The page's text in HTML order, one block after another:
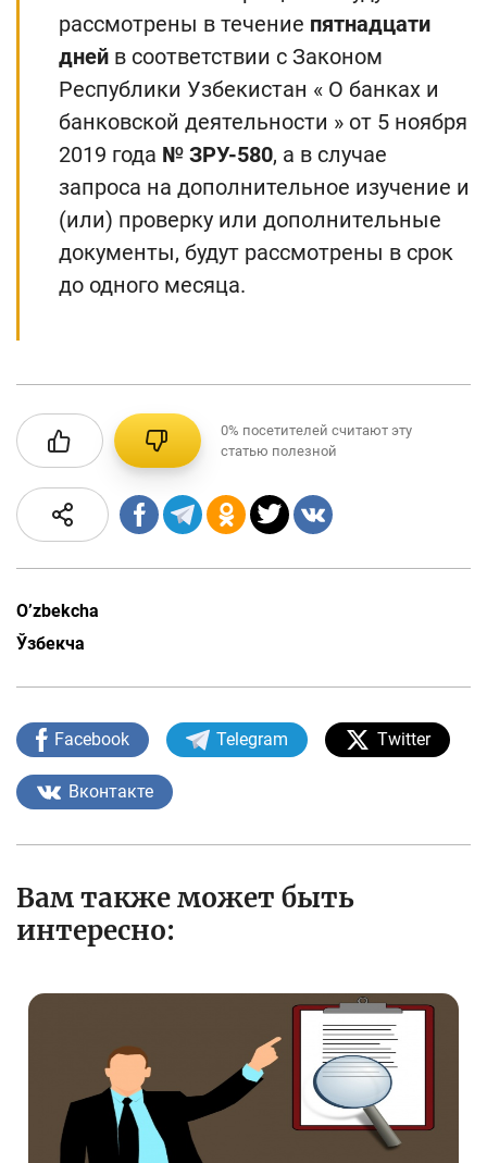
рассмотрены в течение пятнадцати
дней в соответствии с Законом
Республики Узбекистан « О банках и
банковской деятельности » от 5 ноября
2019 года № ЗРУ-580, а в случае
запроса на дополнительное изучение и
(или) проверку или дополнительные
документы, будут рассмотрены в срок
до одного месяца.
0% посетителей считают эту
статью полезной
O’zbekcha
Ўзбекча
Facebook Telegram Twitter
Вконтакте
Вам также может быть
интересно: